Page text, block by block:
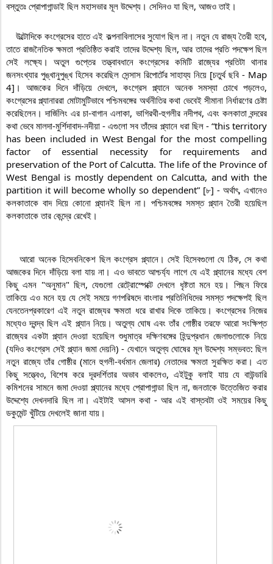
    উল্টোদিকে কংগ্রেসের হাতে এই কল্পনাবিলাসের সুযোগ ছিল না। নতুন যে রাজ্য তৈরী হবে,
তাতে রাজনৈতিক ক্ষমতা প্রতিষ্ঠিত করাই তাদের উদ্দেশ্য ছিল, আর তাদের প্রতি পদক্ষেপ ছিল
সেই লক্ষ্যে। অতুল গুপ্তের তত্ত্বাবধানে কংগ্রেসের কমিটি রাজ্যের প্রতিটা থানার
জনসংখ্যার পুঙ্খানুপুঙ্খ হিসেব করেছিল সেন্সাস রিপোর্টের সাহায্য নিয়ে [চতুর্থ ছবি - Map
4]। আজকের দিনে দাঁড়িয়ে দেখলে, কংগ্রেস প্ল্যানে অনেক সমস্যা চোখে পড়লেও,
কংগ্রেসের প্ল্যানাররা মোটামুটিভাবে পশ্চিমবঙ্গের অর্থনীতির কথা ভেবেই সীমানা নির্ধারণের চেষ্টা
করেছিলেন। দার্জিলিং এর চা-বাগান এলাকা, ভাগিরথী-হুগলীর নদীপথ, এবং কলকাতা বন্দরের
কথা ভেবে মালদা-মুর্শিদাবাদ-নদীয়া - এগুলো সব তাঁদের প্ল্যানে ধরা ছিল - “this territory
has been included in West Bengal for the most compelling
factor of essential necessity for requirements and
preservation of the Port of Calcutta. The life of the Province of
West Bengal is mostly dependent on Calcutta, and with the
partition it will become wholly so dependent” [৮] - অর্থাৎ, এখানেও
কলকাতাকে বাদ দিয়ে কোনো প্ল্যানই ছিল না। পশ্চিমবঙ্গের সমস্ত প্ল্যান তৈরী হয়েছিল
কলকাতাকে তার কেন্দ্রে রেখেই।
    আরো অনেক হিসেবনিকেশ ছিল কংগ্রেস প্ল্যানে। সেই হিসেবগুলো যে ঠিক, সে কথা
আজকের দিনে দাঁড়িয়ে বলা যায় না। এও ভাবতে আশ্চর্য্য লাগে যে এই প্ল্যানের মধ্যে বেশ
কিছু এমন "অনুমান" ছিল, যেগুলো রেট্রোস্পেক্টে দেখলে ধৃষ্টতা মনে হয়। পিছন ফিরে
তাকিয়ে এও মনে হয় যে সেই সময়ে গণপরিষদে বাংলার প্রতিনিধিদের সমস্ত পদক্ষেপই ছিল
যেনতেনপ্রকারেণ এই নতুন রাজ্যের ক্ষমতা ধরে রাখার দিকে তাকিয়ে। কংগ্রেসের নিজের
মধ্যেও দ্বন্দ্ব ছিল এই প্ল্যান নিয়ে। অতুল্য ঘোষ এবং তাঁর গোষ্ঠীর তরফে আরো সংক্ষিপ্ত
রাজ্যের একটা প্ল্যান দেওয়া হয়েছিল শুধুমাত্র দক্ষিণবঙ্গের হিন্দুপ্রধান জেলাগুলোকে নিয়ে
(যদিও কংগ্রেস সেই প্ল্যান জমা দেয়নি) - যেখানে অতুল্য ঘোষের মূল উদ্দেশ্য সম্ভবত: ছিল
নতুন রাজ্যে তাঁর গোষ্ঠীর (মানে হুগলী-বর্ধমান জেলার) নেতাদের ক্ষমতা সুরক্ষিত করা। এত
কিছু সত্ত্বেও, বিশেষ করে দূরদর্শিতার অভাব থাকলেও, এইটুকু বলাই যায় যে বাউন্ডারি
কমিশনের সামনে জমা দেওয়া প্ল্যানের মধ্যে প্রোপাগান্ডা ছিল না, জনতাকে উত্তেজিত করার
উদ্দেশ্যে দেখনদারি ছিল না। এইটাই আসল কথা - আর এই বাস্তবটা ওই সময়ের কিছু
ডকুমেন্ট খুঁটিয়ে দেখলেই জানা যায়।